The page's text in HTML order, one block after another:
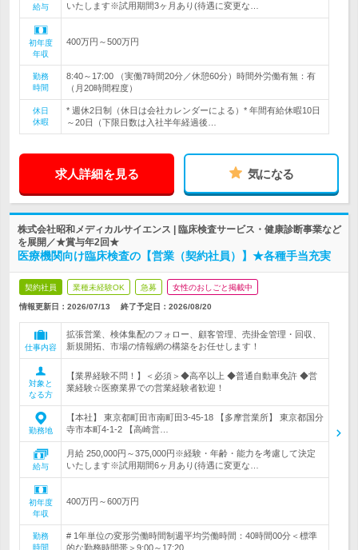
給与
いたします※試用期間3ヶ月あり(待遇に変更な…
初年度
年収
400万円～500万円
勤務
時間
8:40～17:00 （実働7時間20分／休憩60分）時間外労働有無：有
（月20時間程度）
休日
休暇
* 週休2日制（休日は会社カレンダーによる）* 年間有給休暇10日
～20日（下限日数は入社半年経過後…
求人詳細を見る 気になる
株式会社昭和メディカルサイエンス | 臨床検査サービス・健康診断事業など
を展開／★賞与年2回★
医療機関向け臨床検査の【営業（契約社員）】★各種手当充実
契約社員 業種未経験OK 急募 女性のおしごと掲載中
情報更新日：2026/07/13 終了予定日： 2026/08/20
仕事内容
拡張営業、検体集配のフォロー、顧客管理、売掛金管理・回収、
新規開拓、市場の情報網の構築をお任せします！
対象と
なる方
【業界経験不問！】＜必須＞◆高卒以上 ◆普通自動車免許 ◆営
業経験☆医療業界での営業経験者歓迎！
勤務地
【本社】 東京都町田市南町田3-45-18 【多摩営業所】 東京都国分
寺市本町4-1-2 【高崎営…
給与
月給 250,000円～375,000円※経験・年齢・能力を考慮して決定
いたします※試用期間6ヶ月あり(待遇に変更な…
初年度
年収
400万円～600万円
勤務
時間
# 1年単位の変形労働時間制週平均労働時間：40時間00分＜標準
的な勤務時間帯＞9:00～17:20…